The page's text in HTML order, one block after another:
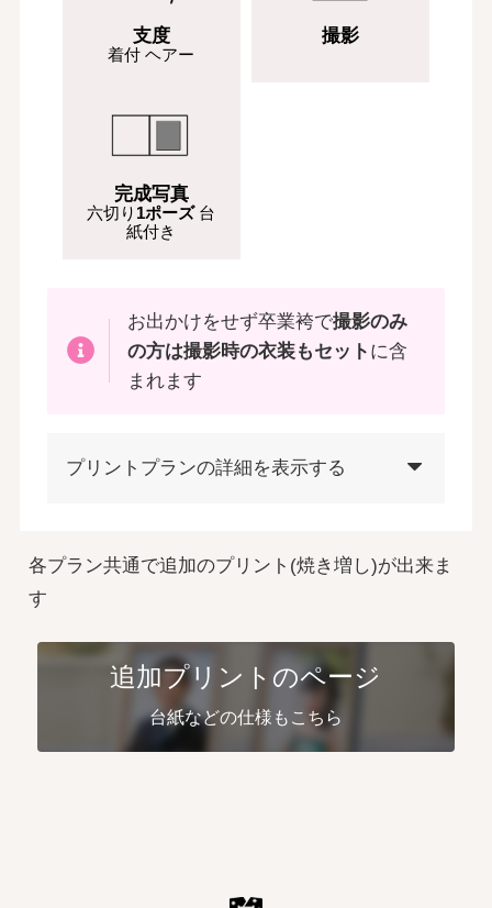
支度
着付 ヘアー
撮影
完成写真
六切り 1ポーズ台
紙付き
お出かけをせず卒業袴で撮影のみ
の方は撮影時の衣装もセット に含
まれます
プリントプランの詳細を表示する
各プラン共通で追加のプリント(焼き増し)が出来ま
す
追加プリントのページ
台紙などの仕様もこちら